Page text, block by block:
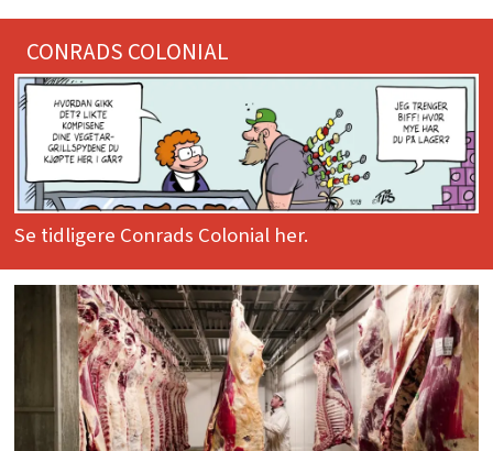
CONRADS COLONIAL
Se tidligere Conrads Colonial her.